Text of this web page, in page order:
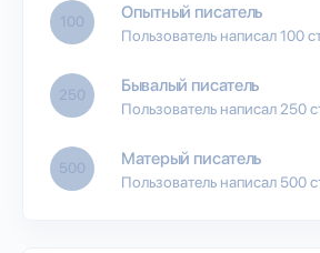
100 Опытный писатель
Пользователь написал 100
250 Бывалый писатель
Пользователь написал 250
500 Матерый писатель
Пользователь написал 500